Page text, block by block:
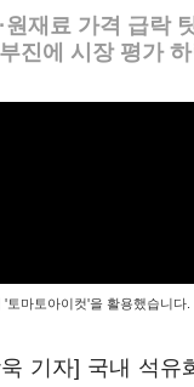
원재료 가격 급락
진에 시장 평가
토마토아이컷'을 활용했습니다.
기자] 국내 석유